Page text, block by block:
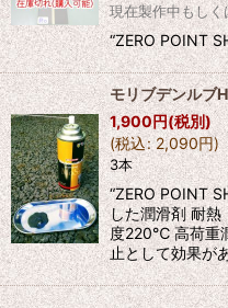
現在製作中もしく
“ZERO POINT
モリブデンル
1,900円(税別)
(税込: 2,090円)
3本
“ZERO POINT
した潤滑剤 耐熱
度220℃ 高荷重
止として効果が